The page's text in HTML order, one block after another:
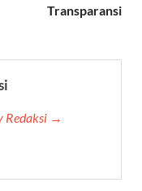
Transparansi
Redaksi →